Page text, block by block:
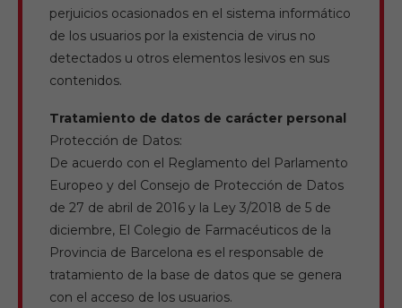
perjuicios ocasionados en el sistema informático
de los usuarios por la existencia de virus no
detectados u otros elementos lesivos en sus
contenidos.
Tratamiento de datos de carácter personal
Protección de Datos:
De acuerdo con el Reglamento del Parlamento
Europeo y del Consejo de Protección de Datos
de 27 de abril de 2016 y la Ley 3/2018 de 5 de
diciembre, El Colegio de Farmacéuticos de la
Provincia de Barcelona es el responsable de
tratamiento de la base de datos que se genera
con el acceso de los usuarios.